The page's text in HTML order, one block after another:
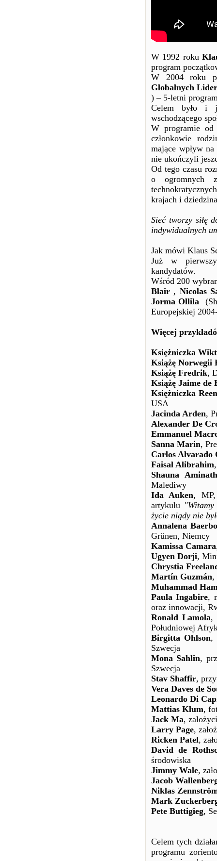
W 1992 roku
program
W 2004 roku
Globalnych
) – 5-letni
Celem było i
wschodzącego
W programie od
członkowie
mające wpływ
nie ukończyli
Od tego czasu
o ogromnych
krajach i
Sieć tworzy siłę
indywidualnych
Jak mówi Klaus
Już w
kandydatów.
Wśród 200
Blair , Nicolas
Jorma Ollila
Europejskiej
Więcej
Księżniczka
Książę Norwegii
Książę Fredrik,
Książę Jaime de
Księżniczka
USA
Jacinda Arden,
Alexander De
Emmanuel
Sanna Marin,
Carlos Alvarado
Faisal Alibrahim
Shauna Aminath
Malediwy
Ida Auken, MP,
artykułu
życie nigdy nie
Annalena
Grünen, Niemcy
Kamissa Camara
Ugyen Dorji,
Chrystia
Martín Guzmán,
Muhammad
Paula Ingabire,
oraz innowacji,
Ronald Lamola,
Południowej
Birgitta Ohlson,
Szwecja
Mona Sahlin,
Szwecja
Stav Shaffir,
Vera Daves de
Leonardo Di
Mattias Klum,
Jack Ma,
Larry Page,
Ricken Patel,
David de
środowiska
Jimmy Wale,
Jacob
Niklas
Mark
Pete Buttigieg,
Celem tych
programu